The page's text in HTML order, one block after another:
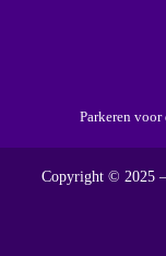
Parkeren voor
Copyright © 2025